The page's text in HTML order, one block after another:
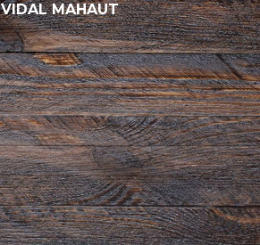
VIDAL MAHAUT